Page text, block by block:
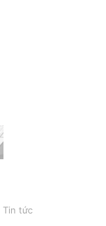
Tin tức